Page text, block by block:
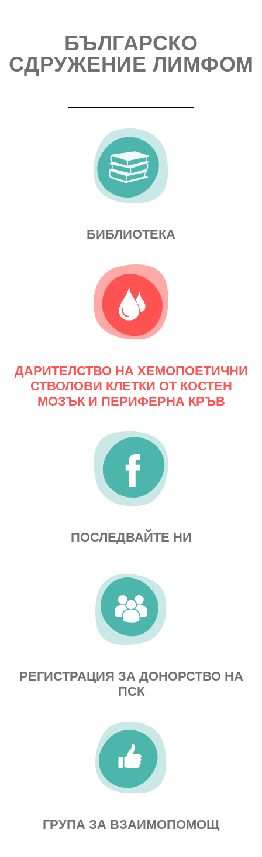
БЪЛГАРСКО
СДРУЖЕНИЕ ЛИМФОМ
БИБЛИОТЕКА
ДАРИТЕЛСТВО НА ХЕМОПОЕТИЧНИ
СТВОЛОВИ КЛЕТКИ ОТ КОСТЕН
МОЗЪК И ПЕРИФЕРНА КРЪВ
ПОСЛЕДВАЙТЕ НИ
РЕГИСТРАЦИЯ ЗА ДОНОРСТВО НА
ПСК
ГРУПА ЗА ВЗАИМОПОМОЩ